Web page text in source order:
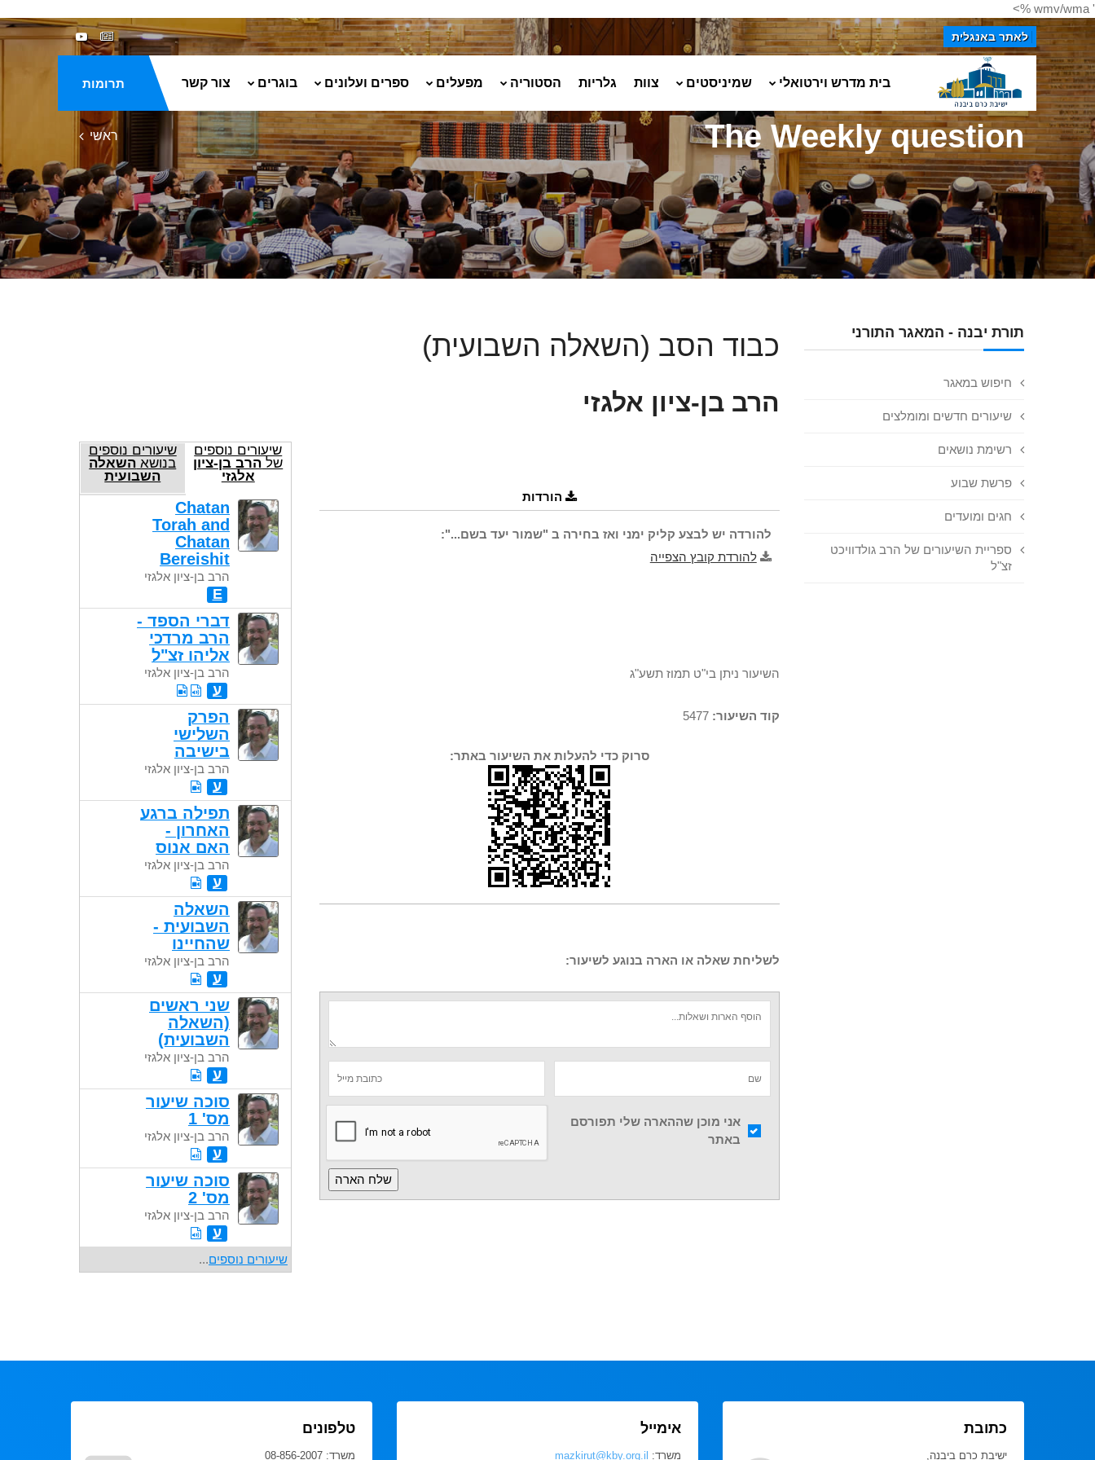
' wmv/wma %>
לאתר באנגלית
תרומות בית מדרש וירטואלי שמיניסטים צוות גלריות הסטוריה מפעלים ספרים ועלונים בוגרים צור קשר
The Weekly question ראשי
תורת יבנה - המאגר התורני
חיפוש במאגר
שיעורים חדשים ומומלצים
רשימת נושאים
פרשת שבוע
חגים ומועדים
ספריית השיעורים של הרב גולדוויכט
זצ"ל
כבוד הסב (השאלה השבועית)
הרב בן-ציון אלגזי
הורדות
להורדה יש לבצע קליק ימני ואז בחירה ב "שמור יעד בשם...":
להורדת קובץ הצפייה
השיעור ניתן בי"ט תמוז תשע"ג
קוד השיעור:
סרוק כדי להעלות את השיעור באתר:
לשליחת שאלה או הארה בנוגע לשיעור:
אני מוכן שההארה שלי תפורסם
באתר
שיעורים נוספים
של הרב בן-ציון
אלגזי
שיעורים נוספים
בנושא השאלה
השבועית
Chatan
Torah and
Chatan
Bereishit
הרב בן-ציון אלגזי
E
דברי הספד -
הרב מרדכי
אליהו זצ"ל
הרב בן-ציון אלגזי
ע
הפרק
השלישי
בישיבה
הרב בן-ציון אלגזי
ע
תפילה ברגע
האחרון -
האם אנוס
הרב בן-ציון אלגזי
ע
השאלה
השבועית -
שהחיינו
הרב בן-ציון אלגזי
ע
שני ראשים
(השאלה
השבועית)
הרב בן-ציון אלגזי
ע
סוכה שיעור
מס' 1
הרב בן-ציון אלגזי
ע
סוכה שיעור
מס' 2
הרב בן-ציון אלגזי
ע
שיעורים נוספים...
כתובת
ישיבת כרם ביבנה,
אימייל
משרד: mazkirut@kby.org.il
טלפונים
משרד: 08-856-2007